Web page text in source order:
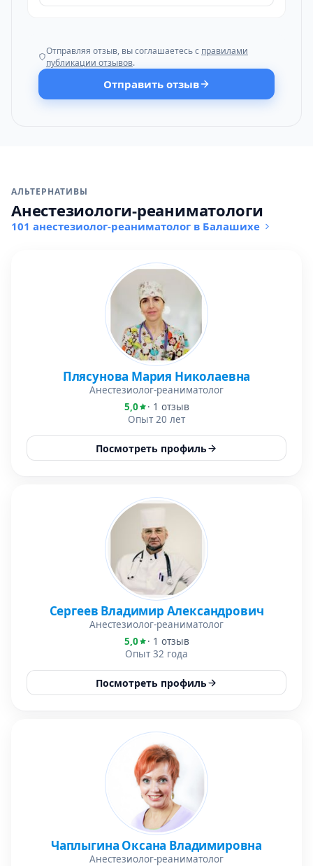
Отправляя отзыв, вы соглашаетесь с правилами
публикации отзывов.
Отправить отзыв
АЛЬТЕРНАТИВЫ
Анестезиологи-реаниматологи
101 анестезиолог-реаниматолог в Балашихе
Плясунова Мария Николаевна
Анестезиолог-реаниматолог
5,0
· 1 отзыв
Опыт 20 лет
Посмотреть профиль
Сергеев Владимир Александрович
Анестезиолог-реаниматолог
5,0
· 1 отзыв
Опыт 32 года
Посмотреть профиль
Чаплыгина Оксана Владимировна
Анестезиолог-реаниматолог